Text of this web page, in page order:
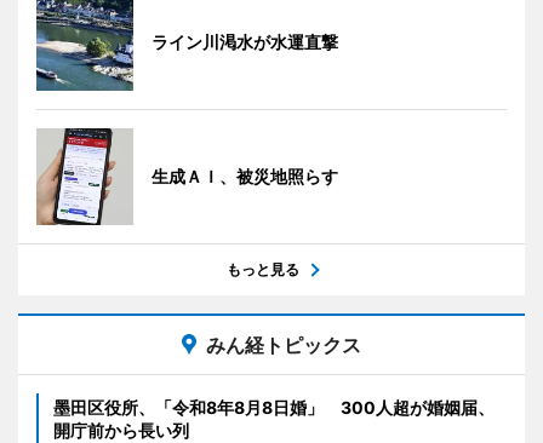
ライン川渇水が水運直撃
生成ＡＩ、被災地照らす
もっと見る
みん経トピックス
墨田区役所、「令和8年8月8日婚」 300人超が婚姻届、
開庁前から長い列